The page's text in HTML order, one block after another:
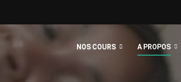
NOS COURS A PROPOS